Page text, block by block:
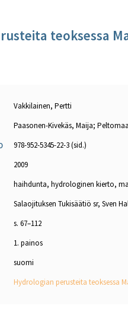
teoksessa
Vakkilainen, Pertti
Paasonen-Kivekäs, Maija;
978-952-5345-22-3 (sid.)
2009
haihdunta, hydrologinen kierto,
Salaojituksen Tukisäätiö sr, Sven
s. 67–112
1. painos
suomi
Hydrologian perusteita teoksessa